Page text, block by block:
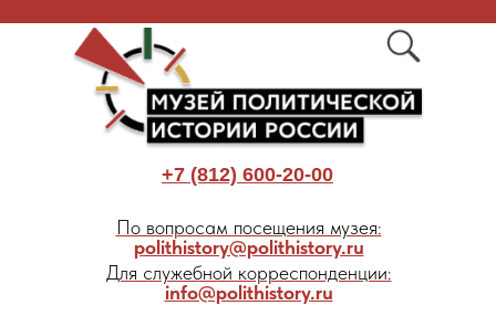
+7 (812) 600-20-00
По вопросам посещения музея:
polithistory@polithistory.ru
Для служебной корреспонденции:
info@polithistory.ru